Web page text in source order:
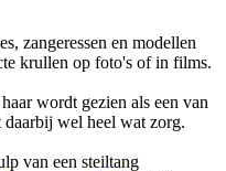
zangeressen en modellen
krullen op foto's of in films.
wordt gezien als een van
daarbij wel heel wat zorg.